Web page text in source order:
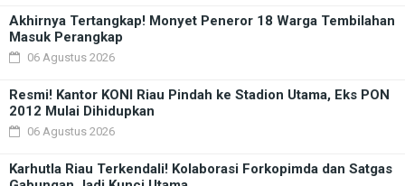
Akhirnya Tertangkap! Monyet Peneror 18 Warga Tembilahan
Masuk Perangkap
06 Agustus 2026
Resmi! Kantor KONI Riau Pindah ke Stadion Utama, Eks PON
2012 Mulai Dihidupkan
06 Agustus 2026
Karhutla Riau Terkendali! Kolaborasi Forkopimda dan Satgas